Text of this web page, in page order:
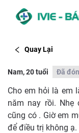
Quay Lại
Nam, 20 tuổi Đã
Cho em hỏi là em
năm nay rồi. Nhẹ
cũng có . Giờ em
để điều trị không